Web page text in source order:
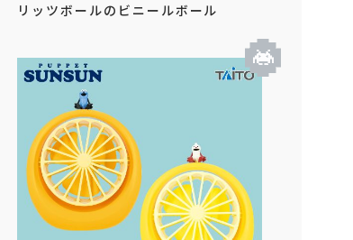
リッツボールのビニールボール